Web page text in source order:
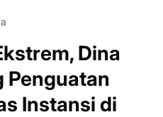
Dina
Penguatan
Instansi di